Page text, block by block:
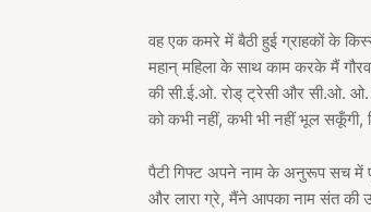
वह एक कमरे में बैठी हुई ग्राहकों के
महान् महिला के साथ काम करके मैं
की सी.ई.ओ. रोड् ट्रेसी और सी.ओ.
को कभी नहीं, कभी भी नहीं भूल सकूँगी,
पैटी गिफ्ट अपने नाम के अनुरूप सच में
और लारा ग्रे, मैंने आपका नाम संत की